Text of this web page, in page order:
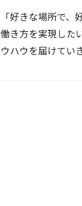
「好きな場所で
働き方を実現した
ウハウを届けてい